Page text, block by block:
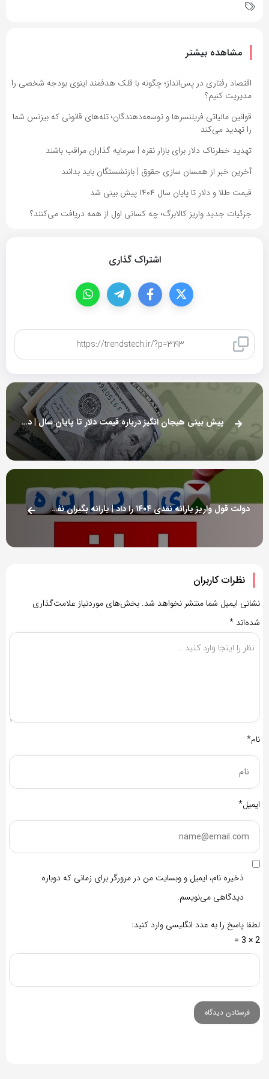
مشاهده بیشتر
اقتصاد رفتاری در پس‌انداز؛ چگونه با قلک هدفمند اینوی بودجه شخصی را
مدیریت کنیم؟
قوانین مالیاتی فریلنسرها و توسعه‌دهندگان؛ تله‌های قانونی که بیزنس شما
را تهدید می‌کند
تهدید خطرناک دلار برای بازار نقره | سرمایه گذاران مراقب باشند
آخرین خبر از همسان سازی حقوق | بازنشستگان باید بدانند
قیمت طلا و دلار تا پایان سال ۱۴۰۴ پیش بینی شد
جزئیات جدید واریز کالابرگ؛ چه کسانی اول از همه دریافت می‌کنند؟
اشتراک گذاری
پیش بینی هیجان انگیز درباره قیمت دلار تا پایان سال | دلار ۶۱ هزار تومانی را می بینیم؟
دولت قول واریز یارانه نقدی ۱۴۰۴ را داد | یارانه بگیران نفس راحتی کشیدند
نظرات کاربران
نشانی ایمیل شما منتشر نخواهد شد. بخش‌های موردنیاز علامت‌گذاری
شده‌اند *
نام*
ایمیل*
ذخیره نام، ایمیل و وبسایت من در مرورگر برای زمانی که دوباره
دیدگاهی می‌نویسم.
لطفا پاسخ را به عدد انگلیسی وارد کنید:
2 × 3 =